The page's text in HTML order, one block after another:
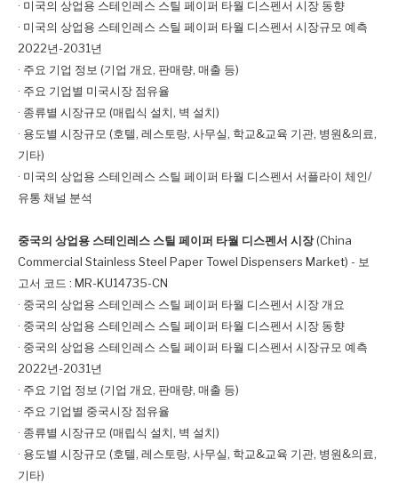
· 미국의 상업용 스테인레스 스틸 페이퍼 타월 디스펜서 시장 동향
· 미국의 상업용 스테인레스 스틸 페이퍼 타월 디스펜서 시장규모 예측
2022년-2031년
· 주요 기업 정보 (기업 개요, 판매량, 매출 등)
· 주요 기업별 미국시장 점유율
· 종류별 시장규모 (매립식 설치, 벽 설치)
· 용도별 시장규모 (호텔, 레스토랑, 사무실, 학교&교육 기관, 병원&의료,
기타)
· 미국의 상업용 스테인레스 스틸 페이퍼 타월 디스펜서 서플라이 체인/
유통 채널 분석
중국의 상업용 스테인레스 스틸 페이퍼 타월 디스펜서 시장(China
Commercial Stainless Steel Paper Towel Dispensers Market) - 보
고서 코드 : MR-KU14735-CN
· 중국의 상업용 스테인레스 스틸 페이퍼 타월 디스펜서 시장 개요
· 중국의 상업용 스테인레스 스틸 페이퍼 타월 디스펜서 시장 동향
· 중국의 상업용 스테인레스 스틸 페이퍼 타월 디스펜서 시장규모 예측
2022년-2031년
· 주요 기업 정보 (기업 개요, 판매량, 매출 등)
· 주요 기업별 중국시장 점유율
· 종류별 시장규모 (매립식 설치, 벽 설치)
· 용도별 시장규모 (호텔, 레스토랑, 사무실, 학교&교육 기관, 병원&의료,
기타)